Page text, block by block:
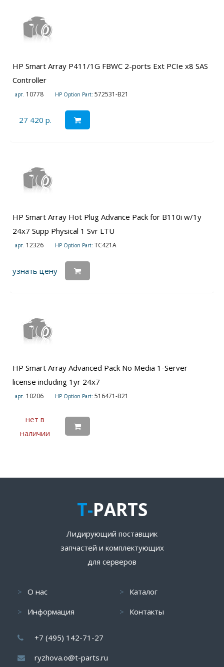
HP Smart Array P411/1G FBWC 2-ports Ext PCIe x8 SAS
Controller
арт. 10778 HP Option Part: 572531-B21
27 420 р.
HP Smart Array Hot Plug Advance Pack for B110i w/1y
24x7 Supp Physical 1 Svr LTU
арт. 12326 HP Option Part: TC421A
узнать цену
HP Smart Array Advanced Pack No Media 1-Server
license including 1yr 24x7
арт. 10206 HP Option Part: 516471-B21
нет в
наличии
T-PARTS
Лидирующий поставщик
запчастей и комплектующих
для серверов
О нас
Информация
Каталог
Контакты
+7 (495) 142-71-27
ryzhova.o@t-parts.ru